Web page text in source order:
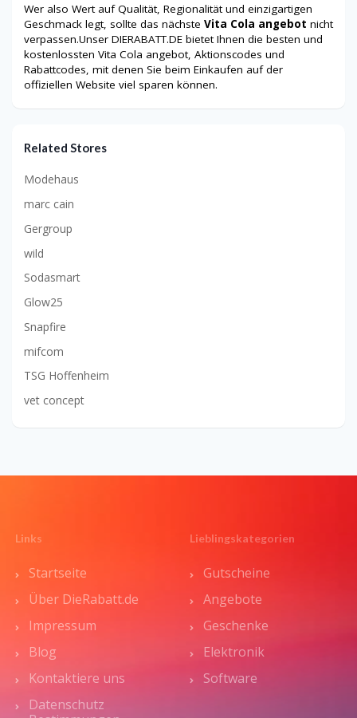
Wer also Wert auf Qualität, Regionalität und einzigartigen
Geschmack legt, sollte das nächste Vita Cola angebot nicht
verpassen.Unser DIERABATT.DE bietet Ihnen die besten und
kostenlossten Vita Cola angebot, Aktionscodes und
Rabattcodes, mit denen Sie beim Einkaufen auf der
offiziellen Website viel sparen können.
Related Stores
Modehaus
marc cain
Gergroup
wild
Sodasmart
Glow25
Snapfire
mifcom
TSG Hoffenheim
vet concept
Links
Startseite
Über DieRabatt.de
Impressum
Blog
Kontaktiere uns
Datenschutz
Lieblingskategorien
Gutscheine
Angebote
Geschenke
Elektronik
Software